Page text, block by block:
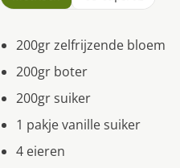
200gr zelfrijzende bloem
200gr boter
200gr suiker
1 pakje vanille suiker
4 eieren